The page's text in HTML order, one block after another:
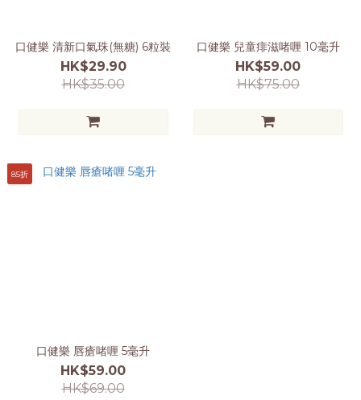
口健樂 清新口氣珠(無糖) 6粒裝
HK$29.90
HK$35.00
口健樂 兒童痱滋啫喱 10毫升
HK$59.00
HK$75.00
85折
口健樂 唇瘡啫喱 5毫升
HK$59.00
HK$69.00